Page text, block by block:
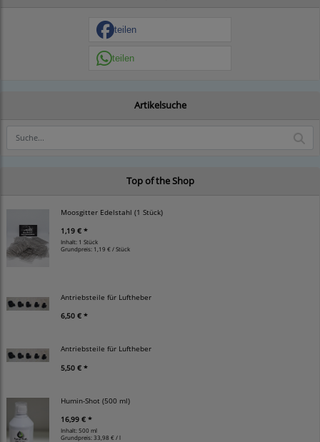
teilen
teilen
Artikelsuche
Top of the Shop
Moosgitter Edelstahl (1 Stück)
1,19 € *
Inhalt: 1 Stück
Grundpreis: 1,19 € / Stück
Antriebsteile für Luftheber
6,50 € *
Antriebsteile für Luftheber
5,50 € *
Humin-Shot (500 ml)
16,99 € *
Inhalt: 500 ml
Grundpreis:33,98 € / l